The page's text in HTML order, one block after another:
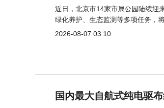
近日，北京市14家市属公园陆续迎
绿化养护、生态监测等多项任务，
2026-08-07 03:10
国内最大自航式纯电驱